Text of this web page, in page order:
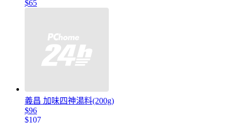
$65
義昌 加味四神湯料(200g)
$96
$107